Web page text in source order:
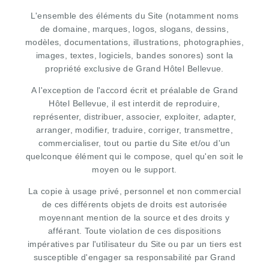
L'ensemble des éléments du Site (notamment noms
de domaine, marques, logos, slogans, dessins,
modèles, documentations, illustrations, photographies,
images, textes, logiciels, bandes sonores) sont la
propriété exclusive de Grand Hôtel Bellevue.
A l'exception de l'accord écrit et préalable de Grand
Hôtel Bellevue, il est interdit de reproduire,
représenter, distribuer, associer, exploiter, adapter,
arranger, modifier, traduire, corriger, transmettre,
commercialiser, tout ou partie du Site et/ou d'un
quelconque élément qui le compose, quel qu'en soit le
moyen ou le support.
La copie à usage privé, personnel et non commercial
de ces différents objets de droits est autorisée
moyennant mention de la source et des droits y
afférant. Toute violation de ces dispositions
impératives par l'utilisateur du Site ou par un tiers est
susceptible d'engager sa responsabilité par Grand